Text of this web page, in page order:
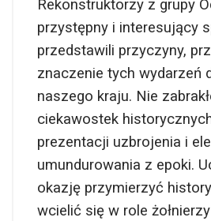
Rekonstruktorzy z grupy
przystępny i interesujący
przedstawili przyczyny,
znaczenie tych wydarzeń
naszego kraju. Nie
ciekawostek
prezentacji uzbrojenia i
umundurowania z epoki.
okazję przymierzyć
wcielić się w role